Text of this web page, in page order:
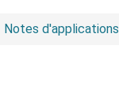
Notes d'applications